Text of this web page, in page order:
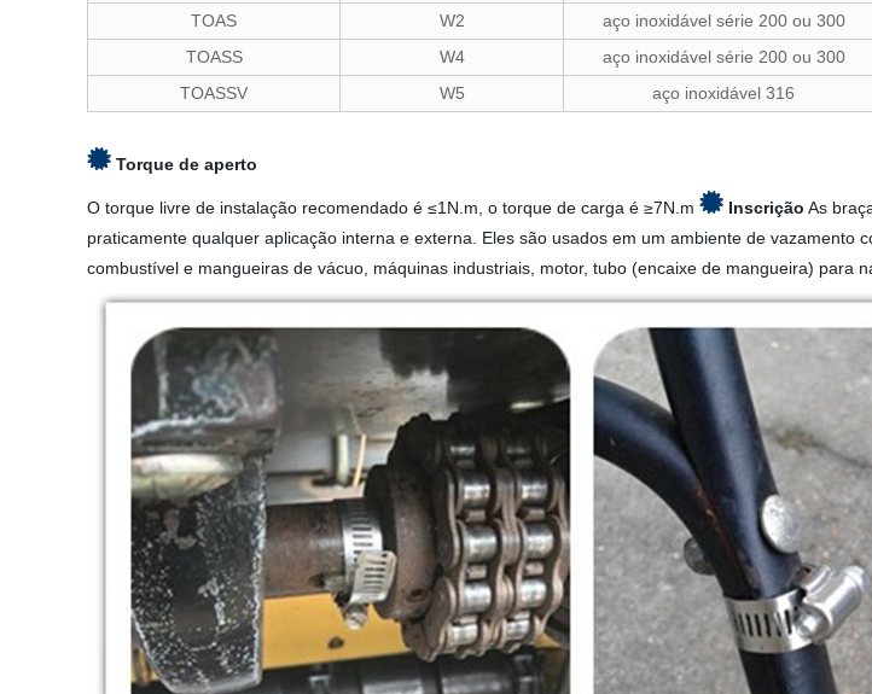
TOAS
W2 aço inoxidável série 200 ou 300
TOASS
W4 aço inoxidável série 200 ou 300
TOASSV
W5 aço inoxidável 316
Torque de aperto
O torque livre de instalação recomendado é ≤1N.m, o torque de carga é ≥7N.m Inscrição As
praticamente qualquer aplicação interna e externa. Eles são usados em um ambiente de
combustível e mangueiras de vácuo, máquinas industriais, motor, tubo (encaixe de mangueira) para